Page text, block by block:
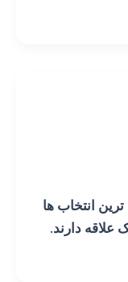
انتخاب ها
دارند.